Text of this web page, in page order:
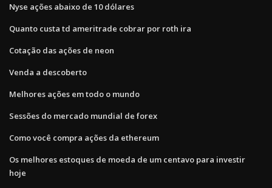
Nyse ações abaixo de 10 dólares
Quanto custa td ameritrade cobrar por roth ira
Cotação das ações de neon
Venda a descoberto
Melhores ações em todo o mundo
Sessões do mercado mundial de forex
Como você compra ações da ethereum
Os melhores estoques de moeda de um centavo para investir
hoje